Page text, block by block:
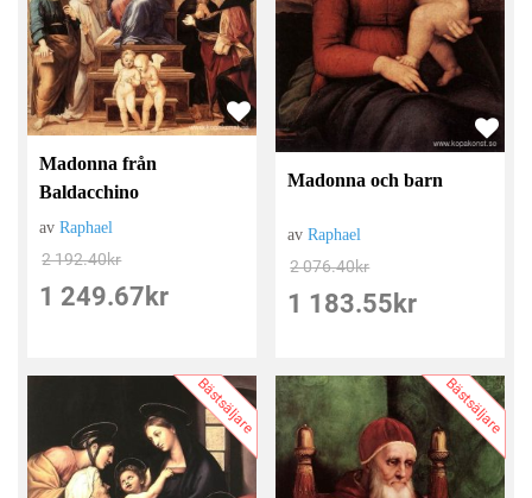
Madonna från
Baldacchino
avRaphael
2 192.40kr
1 249.67 kr
Madonna och barn
avRaphael
2 076.40kr
1 183.55 kr
Bästsäljare Bästsäljare